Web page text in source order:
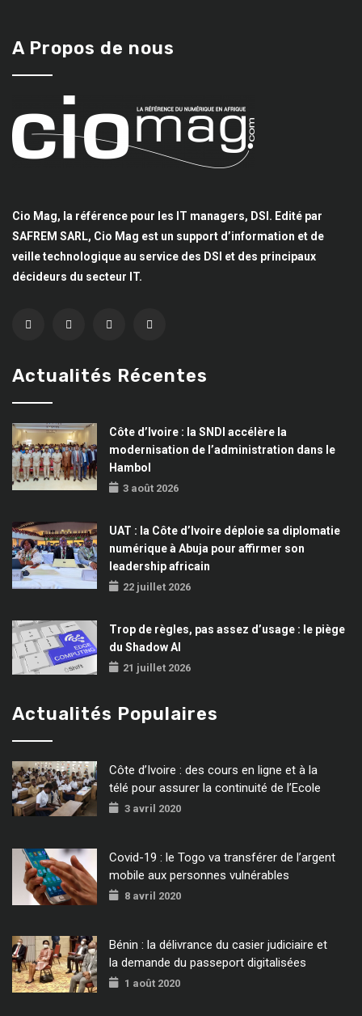
A Propos de nous
Cio Mag, la référence pour les IT managers, DSI. Edité par
SAFREM SARL, Cio Mag est un support d’information et de
veille technologique au service des DSI et des principaux
décideurs du secteur IT.
Actualités Récentes
Côte d’Ivoire : la SNDI accélère la
modernisation de l’administration dans le
Hambol
3 août 2026
UAT : la Côte d’Ivoire déploie sa diplomatie
numérique à Abuja pour affirmer son
leadership africain
22 juillet 2026
Trop de règles, pas assez d’usage : le piège
du Shadow AI
21 juillet 2026
Actualités Populaires
Côte d’Ivoire : des cours en ligne et à la
télé pour assurer la continuité de l’Ecole
3 avril 2020
Covid-19 : le Togo va transférer de l’argent
mobile aux personnes vulnérables
8 avril 2020
Bénin : la délivrance du casier judiciaire et
la demande du passeport digitalisées
1 août 2020